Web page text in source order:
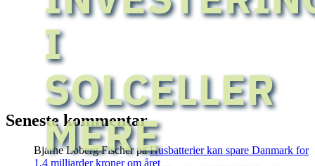
I
SOLCELLER
MERE
Seneste kommentar
Bjarne Loberg FischerpåHusbatterier kan spare Danmark for
1,4 milliarder kroner om året